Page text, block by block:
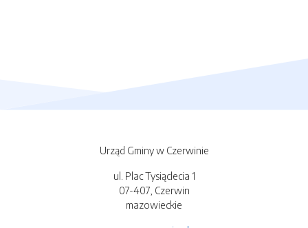
Urząd Gminy w Czerwinie
ul. Plac Tysiąclecia 1
07-407, Czerwin
mazowieckie